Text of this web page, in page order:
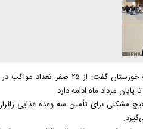
رئیس ستاد توسعه و بازسازی عتبات
مرداد ماه ادامه دارد.
برای تأمین سه وعده غذایی